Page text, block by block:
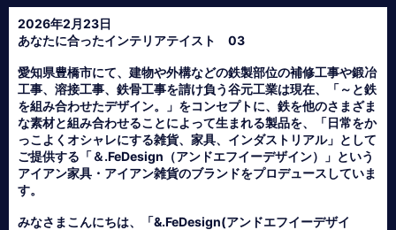
2026年2月23日
あなたに合ったインテリアテイスト 03
愛知県豊橋市にて、建物や外構などの鉄製部位の補修工事や鍛冶
工事、溶接工事、鉄骨工事を請け負う谷元工業は現在、「～と鉄
を組み合わせたデザイン。」をコンセプトに、鉄を他のさまざま
な素材と組み合わせることによって生まれる製品を、「日常をか
っこよくオシャレにする雑貨、家具、インダストリアル」として
ご提供する「＆.FeDesign（アンドエフイーデザイン）」という
アイアン家具・アイアン雑貨のブランドをプロデュースしていま
す。
みなさまこんにちは、「&.FeDesign(アンドエフイーデザイ